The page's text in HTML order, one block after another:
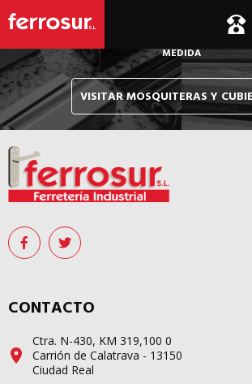
Le hacemos llegar, allí donde esté, y en
sus pedidos de mosquiteras y sistemas de
MEDIDA
VISITAR MOSQUITERAS Y
CONTACTO
Ctra. N-430, KM 319,100 0
Carrión de Calatrava - 13150
Ciudad Real